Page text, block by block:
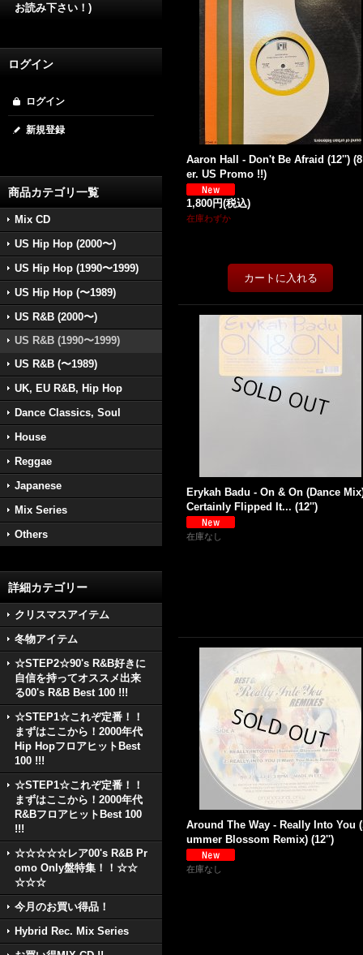
お読み下さい！)
ログイン
ログイン
新規登録
商品カテゴリ一覧
Mix CD
US Hip Hop (2000〜)
US Hip Hop (1990〜1999)
US Hip Hop (〜1989)
US R&B (2000〜)
US R&B (1990〜1999)
US R&B (〜1989)
UK, EU R&B, Hip Hop
Dance Classics, Soul
House
Reggae
Japanese
Mix Series
Others
詳細カテゴリー
クリスマスアイテム
冬物アイテム
☆STEP2☆90's R&B好きに
自信を持ってオススメ出来
る00's R&B Best 100 !!!
☆STEP1☆これぞ定番！！
まずはここから！2000年代
Hip HopフロアヒットBest
100 !!!
☆STEP1☆これぞ定番！！
まずはここから！2000年代
R&BフロアヒットBest 100
!!!
☆☆☆☆☆レア00's R&B Pr
omo Only盤特集！！☆☆
☆☆☆
今月のお買い得品！
Hybrid Rec. Mix Series
Aaron Hall - Don't Be Afraid (12'')
er. US Promo !!)
1,800円(税込)
在庫わずか
Erykah Badu - On & On (Dance
Certainly Flipped It... (12'')
在庫なし
Around The Way - Really Into You
ummer Blossom Remix) (12'')
在庫なし